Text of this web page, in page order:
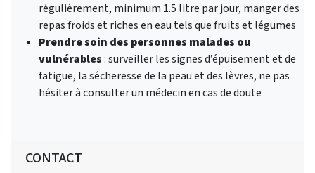
régulièrement, minimum 1.5 litre par jour, manger des
repas froids et riches en eau tels que fruits et légumes
Prendre soin des personnes malades ou
vulnérables: surveiller les signes d’épuisement et de
fatigue, la sécheresse de la peau et des lèvres, ne pas
hésiter à consulter un médecin en cas de doute
CONTACT